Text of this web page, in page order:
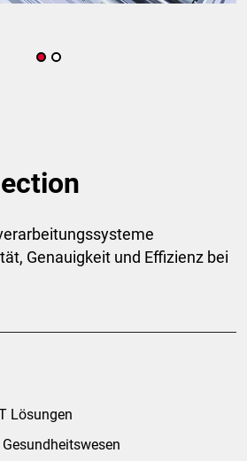
Genauigkeit und Effizienz bei
Lösungen